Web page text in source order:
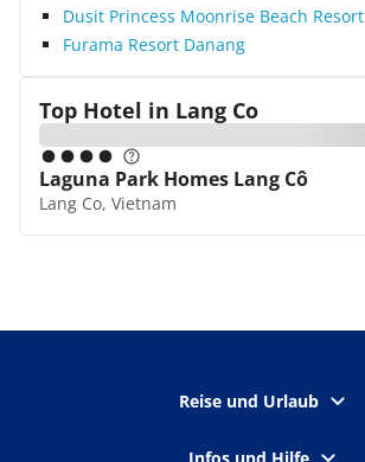
Dusit Princess Moonrise Beach Resort
Furama Resort Danang
Top Hotel in Lang Co
Laguna Park Homes Lang Cô
Lang Co, Vietnam
Reise und Urlaub